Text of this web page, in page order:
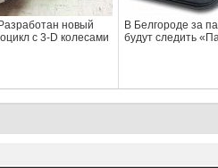
Разработан новый
с 3-D колесами
В Белгороде за
будут следить